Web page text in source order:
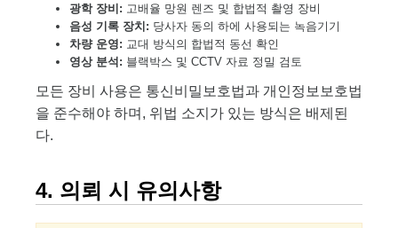
광학 장비: 고배율 망원 렌즈 및 합법적 촬영 장비
음성 기록 장치: 당사자 동의 하에 사용되는 녹음기기
차량 운영: 교대 방식의 합법적 동선 확인
영상 분석: 블랙박스 및 CCTV 자료 정밀 검토
모든 장비 사용은 통신비밀보호법과 개인정보보호법
을 준수해야 하며, 위법 소지가 있는 방식은 배제된
다.
4. 의뢰 시 유의사항